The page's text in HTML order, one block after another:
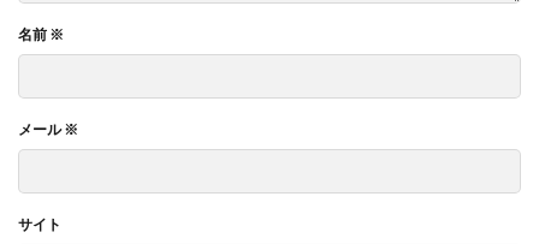
名前 ※
メール※
サイト